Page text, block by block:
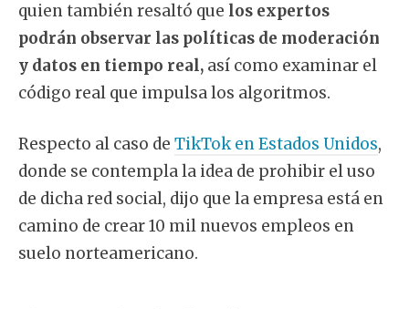
quien también resaltó que los expertos
podrán observar las políticas de moderación
y datos en tiempo real, así como examinar el
código real que impulsa los algoritmos.
Respecto al caso de TikTok en Estados Unidos,
donde se contempla la idea de prohibir el uso
de dicha red social, dijo que la empresa está en
camino de crear 10 mil nuevos empleos en
suelo norteamericano.